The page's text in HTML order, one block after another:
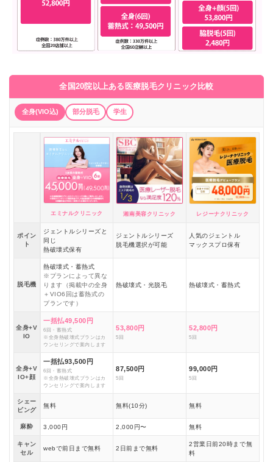
全国20院以上ある医療脱毛クリニック比較
全身(VIO込) 部分脱毛 学生
エミナルクリニック 湘南美容クリニック レジーナクリニック
ポイン
ト
ジェントルシリーズと
同じ
熱破壊式保有
ジェントルシリーズ
脱毛機選択が可能
人気のジェントル
マックスプロ保有
脱毛機
熱破壊式・蓄熱式
※プランによって異な
ります（掲載中の全身
＋VIO6回は蓄熱式の
プランです）
熱破壊式・光脱毛 熱破壊式・蓄熱式
全身+V
IO
一括払49,500円
6回・蓄熱式
※全身熱破壊式プランはカ
ウンセリングで案内します
53,800円
5回
52,800円
5回
全身+V
IO+顔
一括払93,500円
6回・蓄熱式
※全身熱破壊式プランはカ
ウンセリングで案内します
87,500円
5回
99,000円
5回
シェー
ビング
無料 無料(10分) 無料
麻酔 3,000円 2,000円〜 無料
キャン
セル
webで前日まで無料 2日前まで無料
2営業日前20時まで無
料